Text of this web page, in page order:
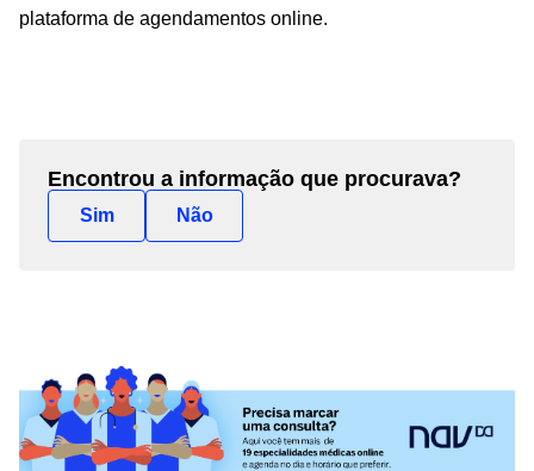
plataforma de agendamentos online.
Encontrou a informação que procurava?
Sim Não